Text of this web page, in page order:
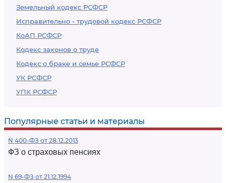
Земельный кодекс РСФСР
Исправительно - трудовой кодекс РСФСР
КоАП РСФСР
Кодекс законов о труде
Кодекс о браке и семье РСФСР
УК РСФСР
УПК РСФСР
Популярные статьи и материалы
N 400-ФЗ от 28.12.2013
ФЗ о страховых пенсиях
N 69-ФЗ от 21.12.1994